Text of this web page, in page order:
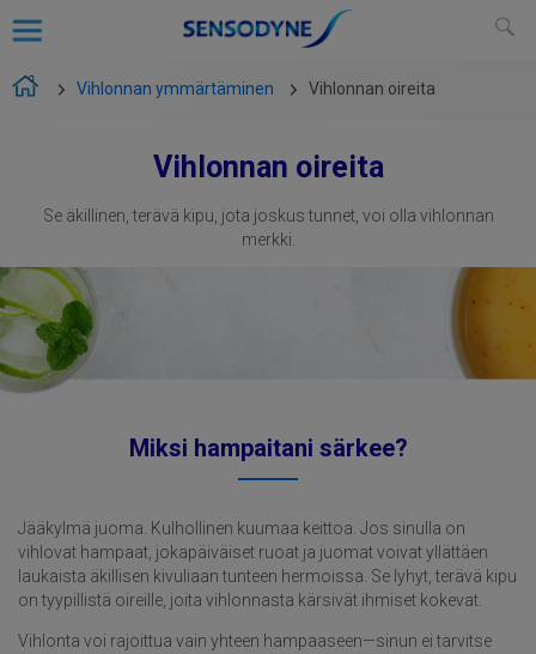
Vihlonnan ymmärtäminen Vihlonnan oireita
Vihlonnan oireita
Se äkillinen, terävä kipu, jota joskus tunnet, voi olla vihlonnan
merkki.
Miksi hampaitani särkee?
Jääkylmä juoma. Kulhollinen kuumaa keittoa. Jos sinulla on
vihlovat hampaat, jokapäiväiset ruoat ja juomat voivat yllättäen
laukaista äkillisen kivuliaan tunteen hermoissa. Se lyhyt, terävä kipu
on tyypillistä oireille, joita vihlonnasta kärsivät ihmiset kokevat.
Vihlonta voi rajoittua vain yhteen hampaaseen—sinun ei tarvitse